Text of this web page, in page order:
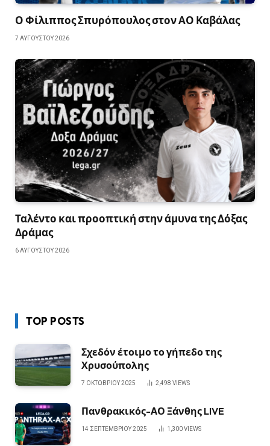
Ο Φίλιππος Σπυρόπουλος στον ΑΟ Καβάλας
7 ΑΥΓΟΎΣΤΟΥ 2026
Ταλέντο και προοπτική στην άμυνα της Δόξας
Δράμας
6 ΑΥΓΟΎΣΤΟΥ 2026
TOP POSTS
Σχεδόν έτοιμο το γήπεδο της
Χρυσούπολης
7 ΟΚΤΩΒΡΊΟΥ 2025 2,498 VIEWS
Πανθρακικός-ΑΟ Ξάνθης LIVE
14 ΣΕΠΤΕΜΒΡΊΟΥ 2025 1,300VIEWS